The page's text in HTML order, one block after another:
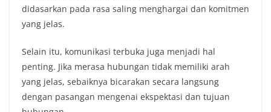
didasarkan pada rasa saling menghargai dan komitmen
yang jelas.
Selain itu, komunikasi terbuka juga menjadi hal
penting. Jika merasa hubungan tidak memiliki arah
yang jelas, sebaiknya bicarakan secara langsung
dengan pasangan mengenai ekspektasi dan tujuan